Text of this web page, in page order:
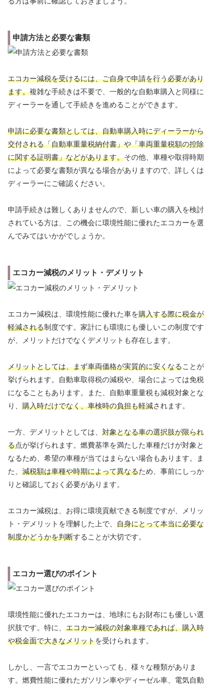
申請方法と必要な書類
エコカー減税を受けるには、ご自身で申請を行う必要があり
ます。複雑な手続きは不要で、一般的な自動車購入と同様に
ディーラーを通して手続きを進めることができます。
申請に必要な書類としては、自動車購入時にディーラーから
交付される「自動車重量税納付書」や「車両重量税額の控除
に関する証明書」などがあります。その他、車種や取得時期
によって必要な書類が異なる場合がありますので、詳しくは
ディーラーにご確認ください。
申請手続きは難しくありませんので、新しい車の購入を検討
されている方は、この機会に環境性能に優れたエコカーを選
んでみてはいかがでしょうか。
エコカー減税のメリット・デメリット
エコカー減税は、環境性能に優れた車を購入する際に税金が
軽減される制度です。家計にも環境にも優しいこの制度です
が、メリットだけでなくデメリットも存在します。
メリットとしては、まず車両価格が実質的に安くなることが
挙げられます。自動車取得税の減税や、場合によっては免税
になることもあります。また、自動車重量税も減税対象とな
り、 購入時だけでなく、車検時の負担も軽減されます。
一方、デメリットとしては、 対象となる車の選択肢が限られ
る点が挙げられます。燃費基準を満たした車種だけが対象と
なるため、希望の車種が当てはまらない場合もあります。ま
た、 減税額は車種や時期によって異なるため、事前にしっか
りと確認しておく必要があります。
エコカー減税は、お得に環境貢献できる制度ですが、メリッ
ト・デメリットを理解した上で、 自身にとって本当に必要な
制度かどうかを判断することが大切です。
エコカー選びのポイント
環境性能に優れたエコカーは、地球にもお財布にも優しい選
択肢です。特に、 エコカー減税の対象車種であれば、購入時
や税金面で大きなメリットを受けられます。
しかし、一言でエコカーといっても、様々な種類がありま
す。燃費性能に優れたガソリン車やディーゼル車、電気自動